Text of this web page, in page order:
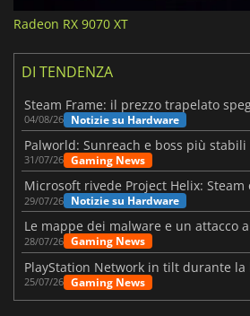
Radeon RX 9070 XT
DI TENDENZA
04/08/26 Notizie su Hardware
31/07/26 Gaming News
Microsoft rivede Project Helix: Steam
29/07/26 Notizie su Hardware
28/07/26 Gaming News
25/07/26 Gaming News